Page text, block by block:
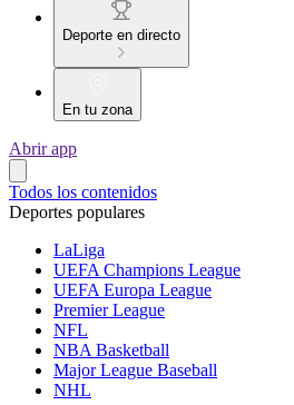
Deporte en directo
En tu zona
Abrir app
Todos los contenidos
Deportes populares
LaLiga
UEFA Champions League
UEFA Europa League
Premier League
NFL
NBA Basketball
Major League Baseball
NHL